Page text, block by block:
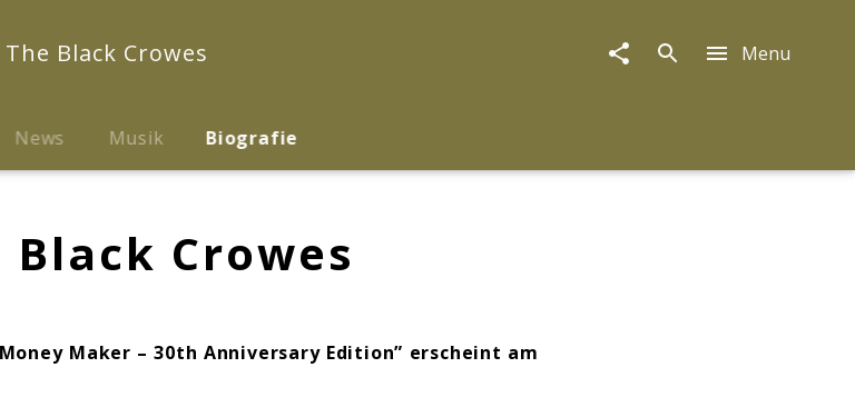
The Black Crowes Menu
News Musik Biografie
Crowes
Money Maker – 30th Anniversary Edition” erscheint am